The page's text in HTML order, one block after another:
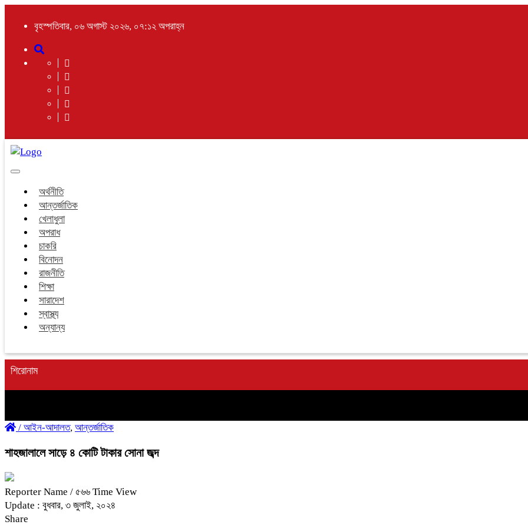
বৃহস্পতিবার, ০৬ অগাস্ট ২০২৬, ০৭:১২ অপরাহ্ন
Toggle
অর্থনীতি
আন্তর্জাতিক
খেলাধুলা
অপরাধ
চাকরি
বিনোদন
রাজনীতি
শিক্ষা
সারাদেশ
স্বাস্থ্য
অন্যান্য
শিরোনাম
/ আইন-আদালত, আন্তর্জাতিক
শাহজালালে সাড়ে ৪ কোটি টাকার সোনা জব্দ
Reporter Name / ৫৬৬ Time View
Update : বুধবার, ৩ জুলাই, ২০২৪
Share